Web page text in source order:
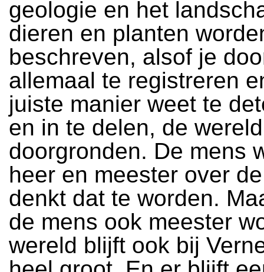
geologie en het
dieren en planten
beschreven, alsof je
allemaal te registreren
juiste manier weet te
en in te delen, de
doorgronden. De mens
heer en meester over
denkt dat te worden.
de mens ook meester
wereld blijft ook bij